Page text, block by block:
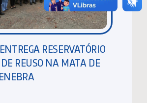
RESERVATÓRIO
REUSO NA MATA DE